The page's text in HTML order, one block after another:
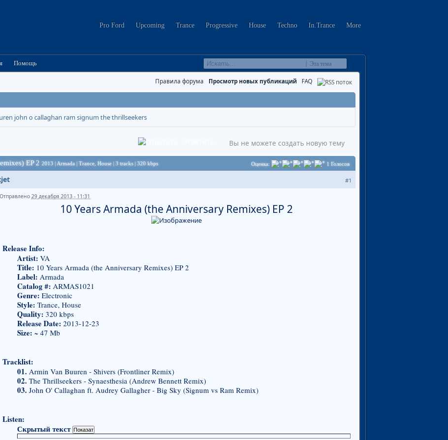
Pro Ford Upcoming Trance Progressive House Techno In.Trance More
Помощь Эта тема
Правила форума Просмотр новых публикаций FAQ
john o callaghan ram signum the thrillseekers
Вы не можете создать новую тему
EP 2 2013 | Armada | Trance, House | 3 tracks | 320 kbps Оценка: 1 Голосов
#1
Отправлено 29 декабря 2013 - 11:31
10 Years Armada (the Anniversary Remixes) EP 2
Release Info:
Artist: VA
Title: 10 Years Armada (the Anniversary Remixes) EP 2
Label: Armada
Catalog #: ARMAS1021
Genre: Electronic
Style: Trance, House
Quality: 320 kbps
Release Date: 2013-12-23
Size: ~ 47 Mb
Tracklist:
01. Armin Van Buuren - Shivers (Frontliner Remix)
02. The Thrillseekers - Synaesthesia (Andrew Bennett Remix)
03. John O' Callaghan ft. Audrey Gallagher - Big Sky (Signum vs Ram Remix)
Listen:
Скрытый текст